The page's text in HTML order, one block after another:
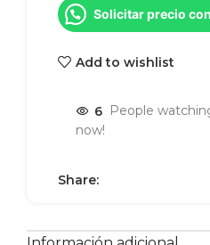
Solicitar precio
Add to wishlist
6 People
now!
Share: